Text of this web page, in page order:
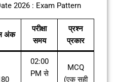
2026 : Exam Pattern
अंक
परीक्षा
समय
प्रश्न
प्रकार
02:00
PM से
MCQ
(एक सही